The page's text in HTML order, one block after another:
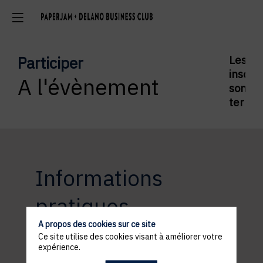
Participer
A l'évènement
Les
sont
Informations
pratiques
ACCÈS ET STATIONNEMENT
A propos des cookies sur ce site
Ce site utilise des cookies visant à améliorer votre
expérience.